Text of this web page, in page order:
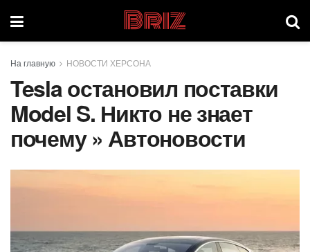
Briz
На главную НОВОСТИ ХЕРСОНА
Tesla остановил поставки
Model S. Никто не знает
почему » Автоновости